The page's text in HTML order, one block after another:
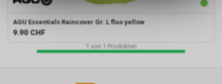
AGU Essentials Raincover Gr. L fluo yellow
9.90 CHF
1 von 1 Produkten
ermöglichen. Bitte beachten Sie,
keinerlei Rückschlüsse auf Ihre
zulassen.